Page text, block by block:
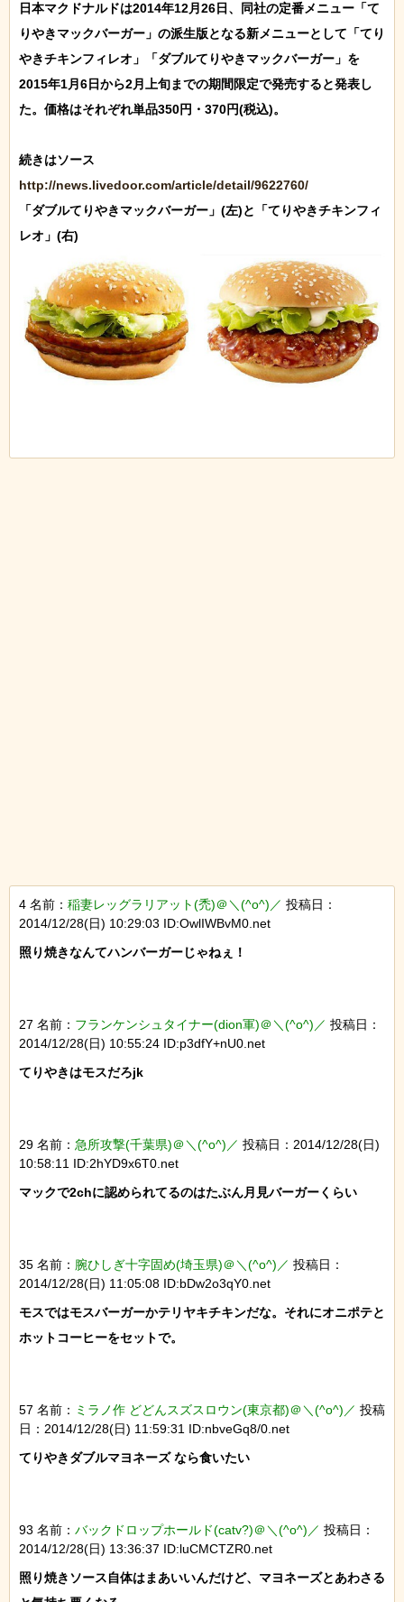
日本マクドナルドは2014年12月26日、同社の定番メニュー「て
りやきマックバーガー」の派生版となる新メニューとして「てり
やきチキンフィレオ」「ダブルてりやきマックバーガー」を
2015年1月6日から2月上旬までの期間限定で発売すると発表し
た。価格はそれぞれ単品350円・370円(税込)。
http://news.livedoor.com/article/detail/9622760/
「ダブルてりやきマックバーガー」(左)と「てりやきチキンフィ
4 名前： 稲妻レッグラリアット(禿)＠＼(^o^)／ 投稿日：
2014/12/28(日) 10:29:03 ID:OwlIWBvM0.net
照り焼きなんてハンバーガーじゃねぇ！
27 名前： フランケンシュタイナー(dion軍)＠＼(^o^)／ 投稿日：
2014/12/28(日) 10:55:24 ID:p3dfY+nU0.net
てりやきはモスだろjk
29 名前： 急所攻撃(千葉県)＠＼(^o^)／ 投稿日：2014/12/28(日)
10:58:11 ID:2hYD9x6T0.net
マックで2chに認められてるのはたぶん月見バーガーくらい
35 名前： 腕ひしぎ十字固め(埼玉県)＠＼(^o^)／ 投稿日：
2014/12/28(日) 11:05:08 ID:bDw2o3qY0.net
モスではモスバーガーかテリヤキチキンだな。それにオニポテと
ホットコーヒーをセットで。
57 名前： ミラノ作 どどんスズスロウン(東京都)＠＼(^o^)／ 投稿
日：2014/12/28(日) 11:59:31 ID:nbveGq8/0.net
てりやきダブルマヨネーズ なら食いたい
93 名前： バックドロップホールド(catv?)＠＼(^o^)／ 投稿日：
2014/12/28(日) 13:36:37 ID:luCMCTZR0.net
照り焼きソース自体はまあいいんだけど、マヨネーズとあわさる